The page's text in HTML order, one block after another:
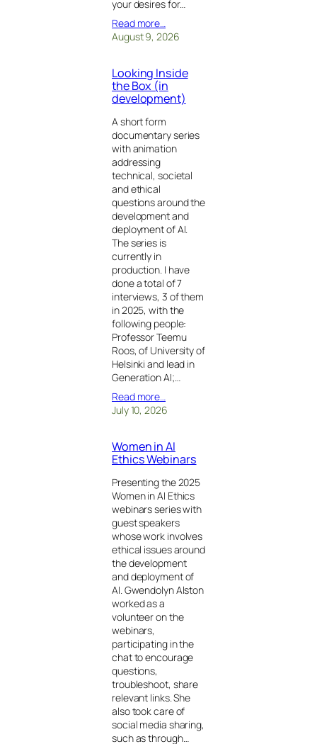
your desires for…
Read more…
August 9, 2026
Looking Inside
the Box (in
development)
A short form
documentary series
with animation
addressing
technical, societal
and ethical
questions around the
development and
deployment of AI.
The series is
currently in
production. I have
done a total of 7
interviews, 3 of them
in 2025, with the
following people:
Professor Teemu
Roos, of University of
Helsinki and lead in
Generation AI;…
Read more…
July 10, 2026
Women in AI
Ethics Webinars
Presenting the 2025
Women in AI Ethics
webinars series with
guest speakers
whose work involves
ethical issues around
the development
and deployment of
AI. Gwendolyn Alston
worked as a
volunteer on the
webinars,
participating in the
chat to encourage
questions,
troubleshoot, share
relevant links. She
also took care of
social media sharing,
such as through…